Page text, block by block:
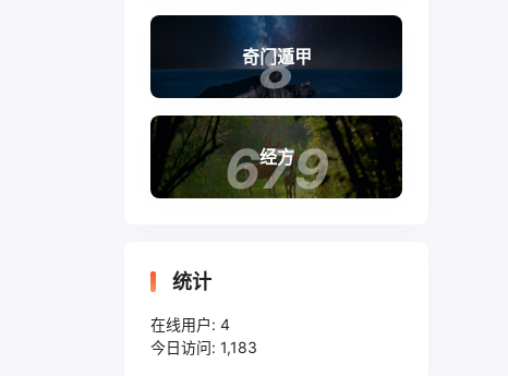
8
奇门遁甲
679
经方
统计
在线用户: 4
今日访问: 1,183